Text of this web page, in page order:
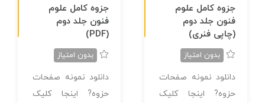
جزوه کامل علوم
فنون جلد دوم
(چاپی فنری)
بدون امتیاز
دانلود نمونه صفحات
حزوه? اینجا کلیک
جزوه کامل علوم
فنون جلد دوم
(PDF)
بدون امتیاز
دانلود نمونه صفحات
حزوه? اینجا کلیک